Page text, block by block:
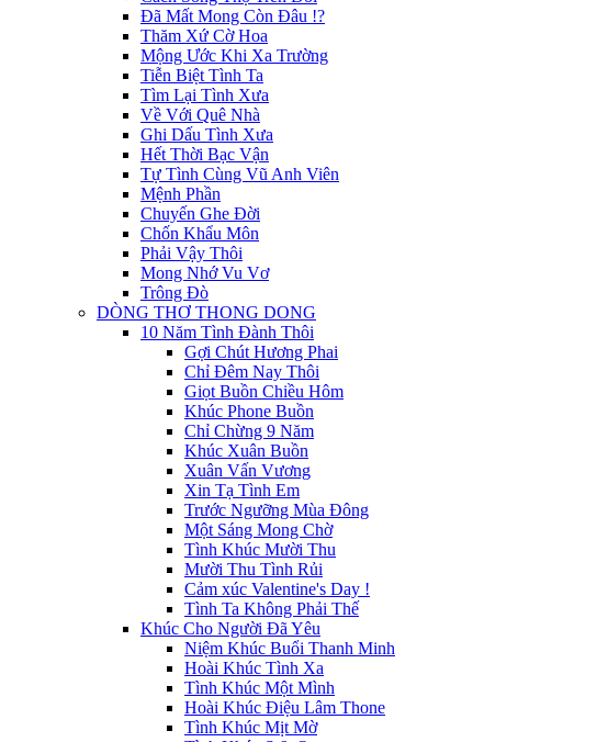
Đã Mất Mong Còn Đâu !?
Thăm Xứ Cờ Hoa
Mộng Ước Khi Xa Trường
Tiễn Biệt Tình Ta
Tìm Lại Tình Xưa
Về Với Quê Nhà
Ghi Dấu Tình Xưa
Hết Thời Bạc Vận
Tự Tình Cùng Vũ Anh Viên
Mệnh Phần
Chuyến Ghe Đời
Chốn Khẩu Môn
Phải Vậy Thôi
Mong Nhớ Vu Vơ
Trông Đò
DÒNG THƠ THONG DONG
10 Năm Tình Đành Thôi
Gợi Chút Hương Phai
Chỉ Đêm Nay Thôi
Giọt Buồn Chiều Hôm
Khúc Phone Buồn
Chỉ Chừng 9 Năm
Khúc Xuân Buồn
Xuân Vấn Vương
Xin Tạ Tình Em
Trước Ngưỡng Mùa Đông
Một Sáng Mong Chờ
Tình Khúc Mười Thu
Mười Thu Tình Rủi
Cảm xúc Valentine's Day !
Tình Ta Không Phải Thế
Khúc Cho Người Đã Yêu
Niệm Khúc Buổi Thanh Minh
Hoài Khúc Tình Xa
Tình Khúc Một Mình
Hoài Khúc Điệu Lâm Thone
Tình Khúc Mịt Mờ